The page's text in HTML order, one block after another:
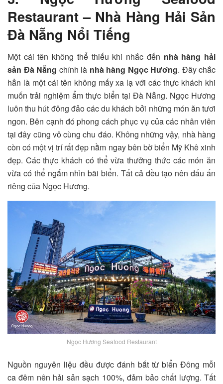
Restaurant – Nhà Hàng Hải Sản
Đà Nẵng Nổi Tiếng
Một cái tên không thể thiếu khi nhắc đến nhà hàng hải
sản Đà Nẵng chính là nhà hàng Ngọc Hương. Đây chắc
hẳn là một cái tên không mấy xa lạ với các thực khách khi
muốn trải nghiệm ẩm thực biển tại Đà Nẵng. Ngọc Hương
luôn thu hút đông đảo các du khách bởi những món ăn tươi
ngon. Bên cạnh đó phong cách phục vụ của các nhân viên
tại đây cũng vô cùng chu đáo. Không những vậy, nhà hàng
còn có một vị trí rất đẹp nằm ngay bên bờ biển Mỹ Khê xinh
đẹp. Các thực khách có thể vừa thưởng thức các món ăn
vừa có thể ngắm nhìn bãi biển. Tất cả đều tạo nên dấu ấn
riêng của Ngọc Hương.
Ngọc Hương Seafood Restaurant
Nguồn nguyên liệu đều được đánh bắt từ biển Đông mỗi
ca đêm nên hải sản sạch 100%, đảm bảo chất lượng. Tất